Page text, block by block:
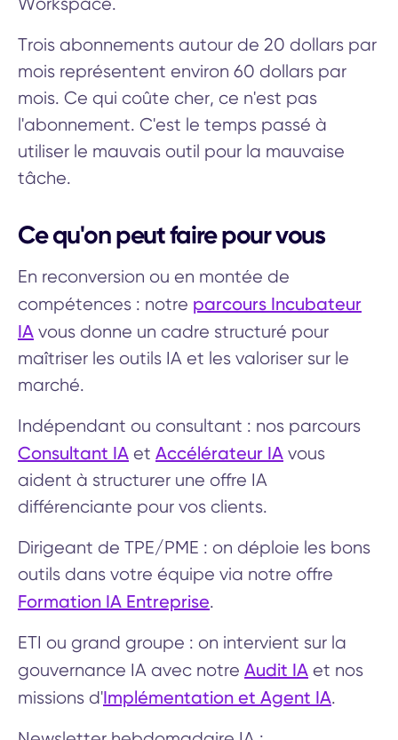
Trois abonnements autour de 20 dollars par
mois représentent environ 60 dollars par
mois. Ce qui coûte cher, ce n'est pas
l'abonnement. C'est le temps passé à
utiliser le mauvais outil pour la mauvaise
tâche.
Ce qu'on peut faire pour vous
En reconversion ou en montée de
compétences : notre parcours Incubateur
IA vous donne un cadre structuré pour
maîtriser les outils IA et les valoriser sur le
marché.
Indépendant ou consultant : nos parcours
Consultant IA et Accélérateur IA vous
aident à structurer une offre IA
différenciante pour vos clients.
Dirigeant de TPE/PME : on déploie les bons
outils dans votre équipe via notre offre
Formation IA Entreprise.
ETI ou grand groupe : on intervient sur la
gouvernance IA avec notre Audit IA et nos
missions d'Implémentation et Agent IA.